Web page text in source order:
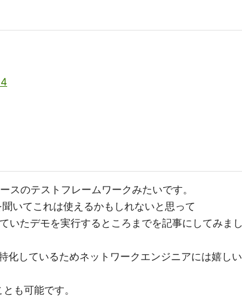
のテストフレームワークみたいです。
いてこれは使えるかもしれないと思って
いたデモを実行するところまでを記事にしてみま
化しているためネットワークエンジニアには嬉しい
も可能です。